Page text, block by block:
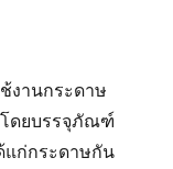
งานกระดาษ
ดยบรรจุภัณฑ์
แก่กระดาษกัน